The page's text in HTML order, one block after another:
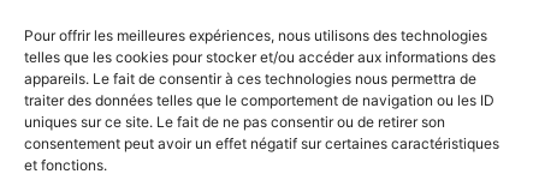
Pour offrir les meilleures expériences, nous utilisons des technologies
telles que les cookies pour stocker et/ou accéder aux informations des
appareils. Le fait de consentir à ces technologies nous permettra de
traiter des données telles que le comportement de navigation ou les ID
uniques sur ce site. Le fait de ne pas consentir ou de retirer son
consentement peut avoir un effet négatif sur certaines caractéristiques
et fonctions.
Elodie Gauthier
Élodie, 33 ans, spécialiste de l’assurance
habitation étudiante. J’assure vos studios et
colocations avec des garanties claires et un